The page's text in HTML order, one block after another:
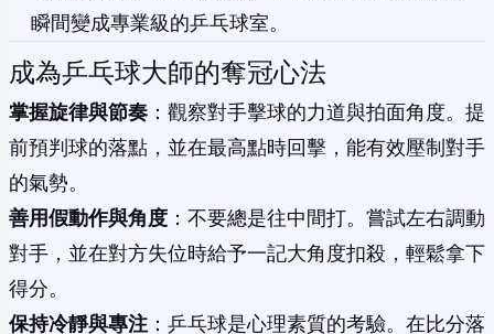
瞬間變成專業級的乒乓球室。
成為乒乓球大師的奪冠心法
掌握旋律與節奏 ：觀察對手擊球的力道與拍面角度。提
前預判球的落點，並在最高點時回擊，能有效壓制對手
的氣勢。
善用假動作與角度 ：不要總是往中間打。嘗試左右調動
對手，並在對方失位時給予一記大角度扣殺，輕鬆拿下
得分。
保持冷靜與專注 ：乒乓球是心理素質的考驗。在比分落